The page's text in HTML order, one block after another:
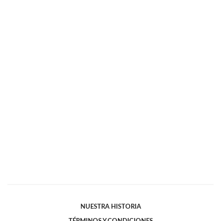
NUESTRA HISTORIA